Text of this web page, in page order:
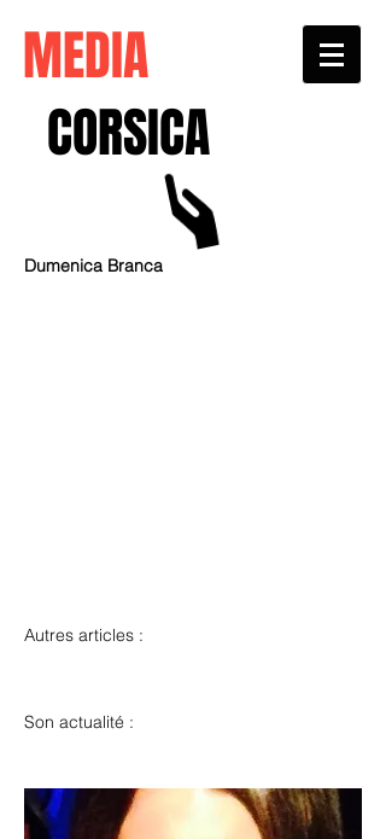
MEDIA
CORSICA
Dumenica Branca
Autres articles :
Son actualité :